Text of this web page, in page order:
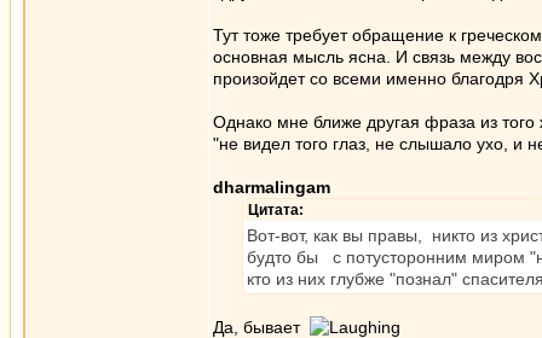
Тут тоже требует обращение к
основная мысль ясна. И связь между
произойдет со всеми именно благодря
Однако мне ближе другая фраза из того
"не видел того глаз, не слышало ухо, и
dharmalingam
Цитата:
Вот-вот, как вы правы, никто из
будто бы с потусторонним миром
кто из них глубже "познал"
Да, бывает